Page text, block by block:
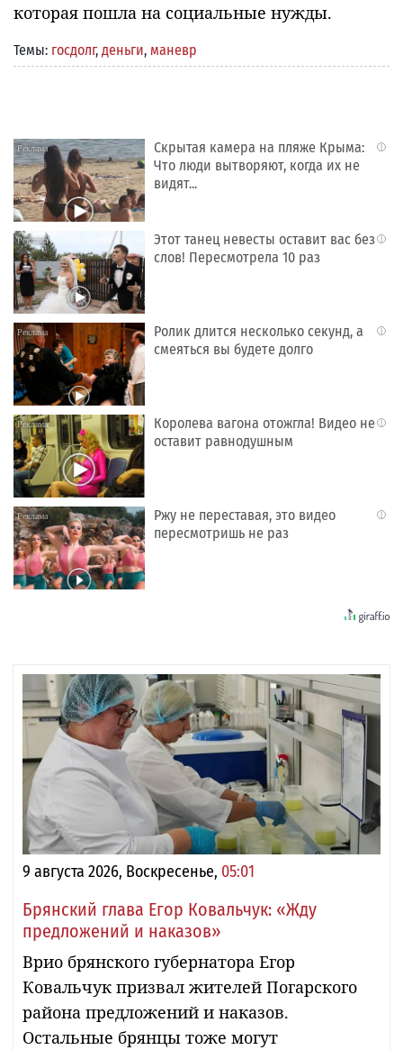
которая пошла на социальные нужды.
Темы: госдолг, деньги, маневр
i
Скрытая камера на пляже Крыма:
Что люди вытворяют, когда их не
видят...
i
Этот танец невесты оставит вас без
слов! Пересмотрела 10 раз
i
Ролик длится несколько секунд, а
смеяться вы будете долго
i
Королева вагона отожгла! Видео не
оставит равнодушным
i
Ржу не переставая, это видео
пересмотришь не раз
9 августа 2026, Воскресенье, 05:01
Брянский глава Егор Ковальчук: «Жду
предложений и наказов»
Врио брянского губернатора Егор
Ковальчук призвал жителей Погарского
района предложений и наказов.
Остальные брянцы тоже могут